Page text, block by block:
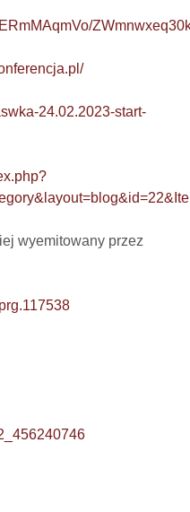
24.02.2023-start-
wyemitowany przez